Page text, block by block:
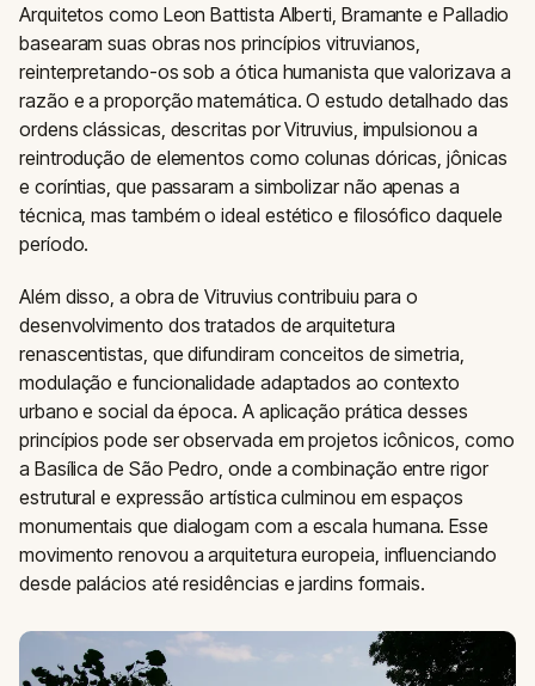
Arquitetos como Leon Battista Alberti, Bramante e Palladio
basearam suas obras nos princípios vitruvianos,
reinterpretando-os sob a ótica humanista que valorizava a
razão e a proporção matemática. O estudo detalhado das
ordens clássicas, descritas por Vitruvius, impulsionou a
reintrodução de elementos como colunas dóricas, jônicas
e coríntias, que passaram a simbolizar não apenas a
técnica, mas também o ideal estético e filosófico daquele
período.
Além disso, a obra de Vitruvius contribuiu para o
desenvolvimento dos tratados de arquitetura
renascentistas, que difundiram conceitos de simetria,
modulação e funcionalidade adaptados ao contexto
urbano e social da época. A aplicação prática desses
princípios pode ser observada em projetos icônicos, como
a Basílica de São Pedro, onde a combinação entre rigor
estrutural e expressão artística culminou em espaços
monumentais que dialogam com a escala humana. Esse
movimento renovou a arquitetura europeia, influenciando
desde palácios até residências e jardins formais.